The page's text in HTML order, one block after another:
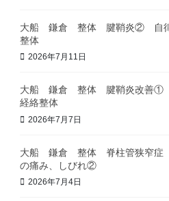
大船 鎌倉 整体 腱鞘炎② 自
整体
2026年7月11日
大船 鎌倉 整体 腱鞘炎改善①
経絡整体
2026年7月7日
大船 鎌倉 整体 脊柱管狭窄
の痛み、しびれ②
2026年7月4日